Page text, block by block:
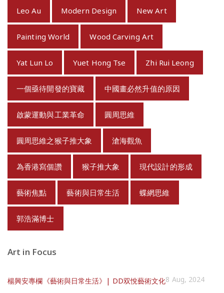
Leo Au Modern Design New Art
Painting World Wood Carving Art
Yat Lun Lo Yuet Hong Tse Zhi Rui Leong
一個亟待開發的寶藏 中國畫必然升值的原因
啟蒙運動與工業革命 圓周思維
圓周思維之猴子推大象 滄海觀魚
為香港寫個讚 猴子推大象 現代設計的形成
藝術焦點 藝術與日常生活 蝶網思維
郭浩滿博士
Art in Focus
楊興安專欄《藝術與日常生活》| DD双悅藝術文化8 Aug, 2024